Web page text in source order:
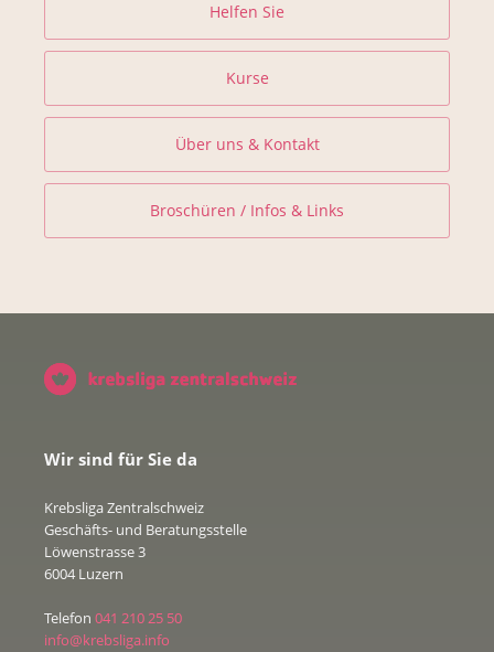
Helfen Sie
Kurse
Über uns & Kontakt
Broschüren / Infos & Links
Wir sind für Sie da
Krebsliga Zentralschweiz
Geschäfts- und Beratungsstelle
Löwenstrasse 3
6004 Luzern
Telefon 041 210 25 50
info@krebsliga.info